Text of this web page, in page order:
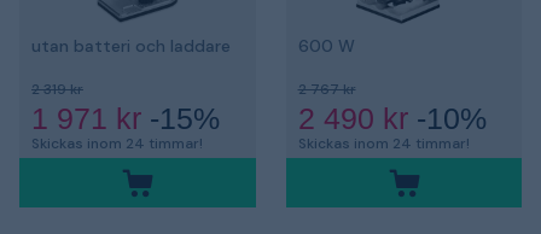
utan batteri och laddare
2 319 kr
1 971 kr -15%
Skickas inom 24 timmar!
600 W
2 767 kr
2 490 kr-10%
Skickas inom 24 timmar!